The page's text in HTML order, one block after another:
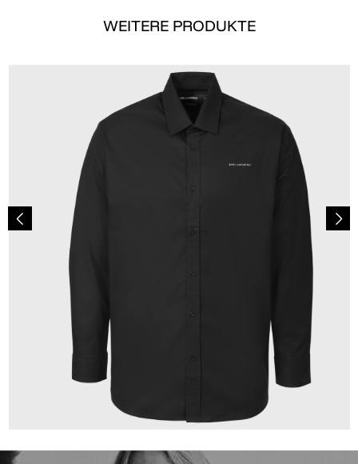
WEITERE PRODUKTE